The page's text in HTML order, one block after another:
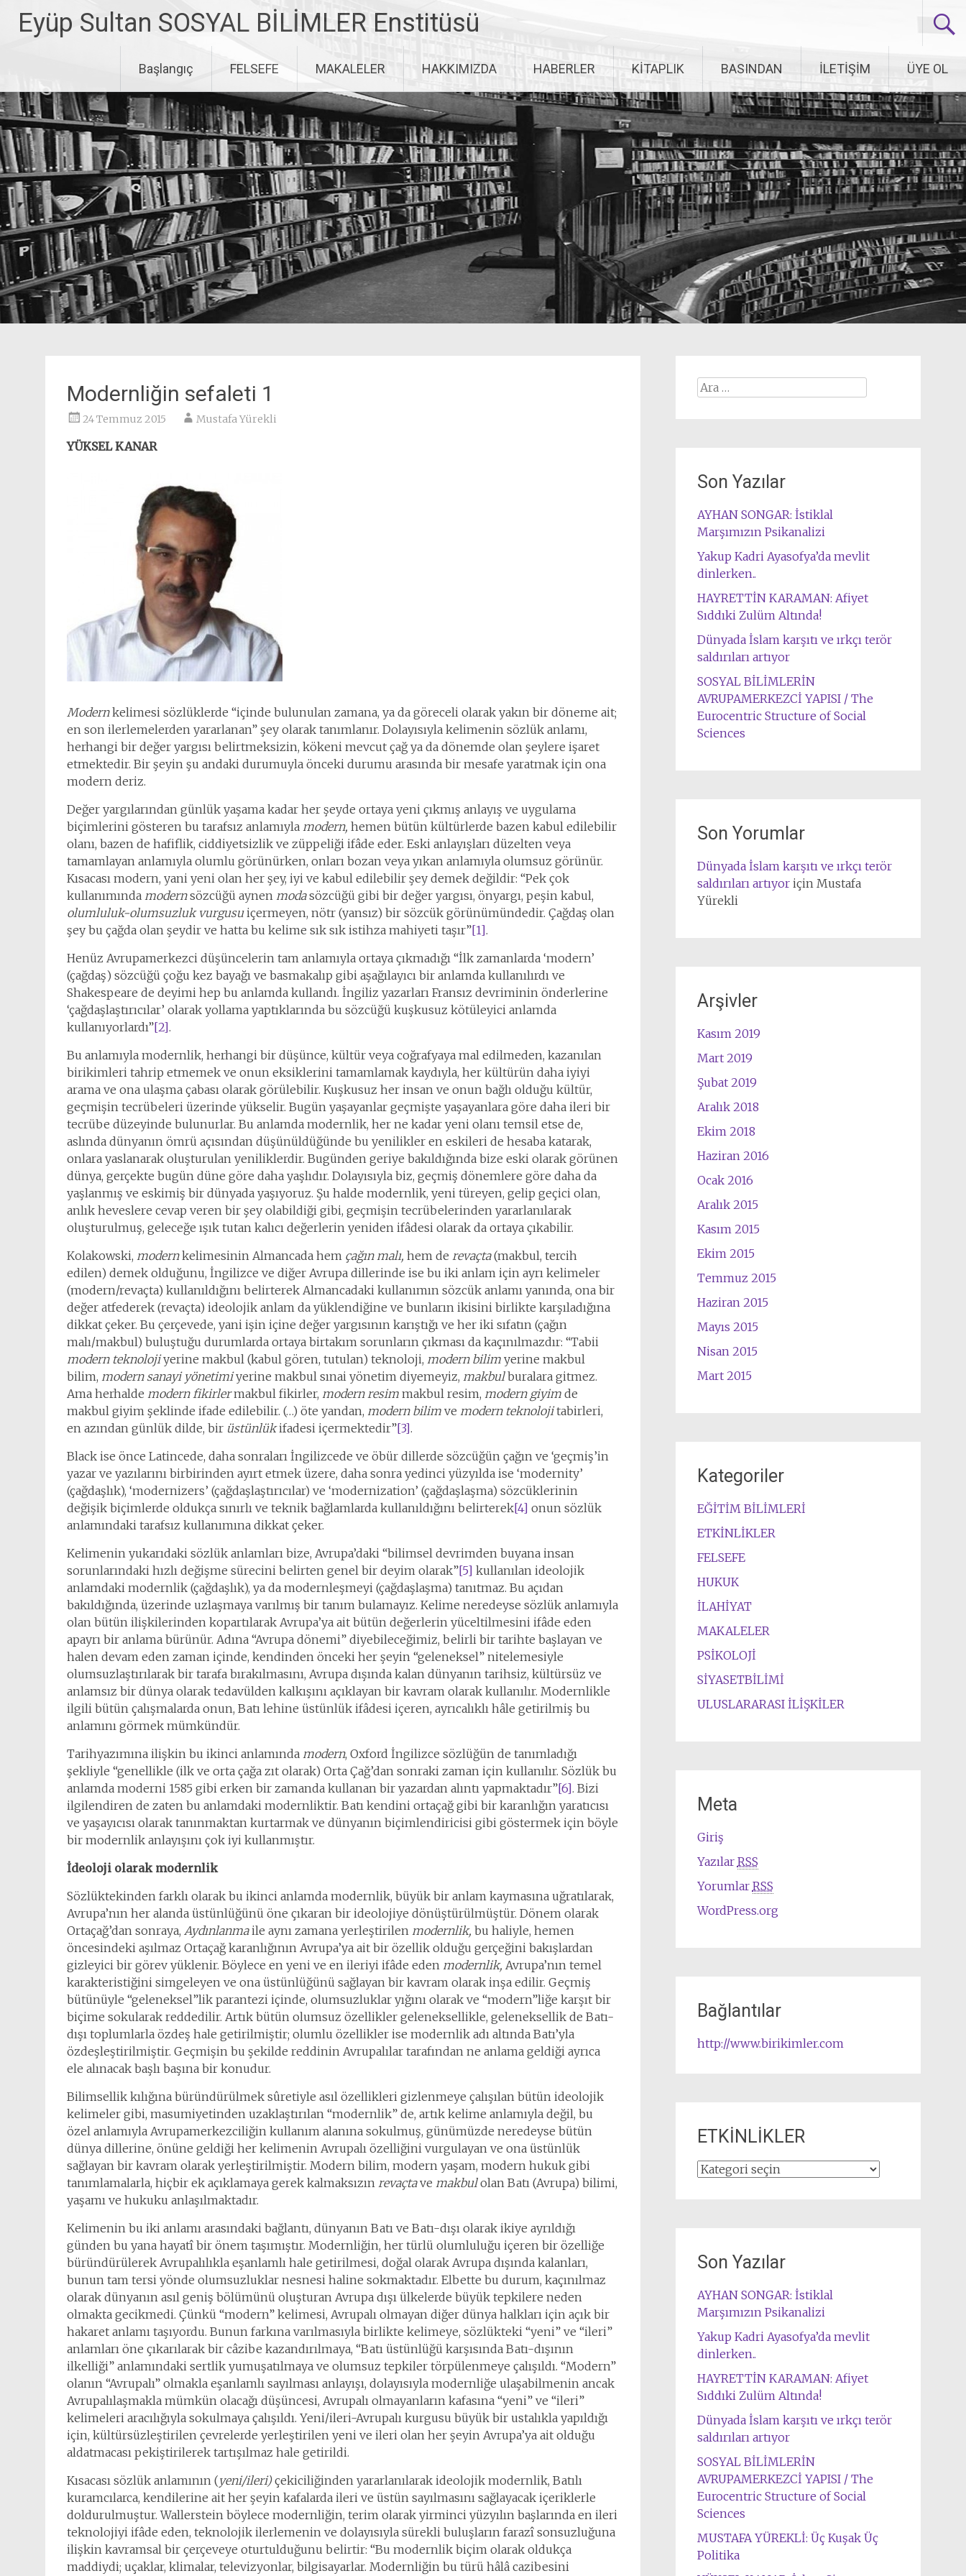
Eyüp Sultan SOSYAL BİLİMLER Enstitüsü
Başlangıç FELSEFE MAKALELER HAKKIMIZDA HABERLER KİTAPLIK BASINDAN İLETİŞİM ÜYE OL
Modernliğin sefaleti 1
24 Temmuz 2015 Mustafa Yürekli
YÜKSEL KANAR
Modernkelimesi sözlüklerde “içinde bulunulan zamana, ya da göreceli olarak yakın bir döneme ait;
en son ilerlemelerden yararlanan” şey olarak tanımlanır. Dolayısıyla kelimenin sözlük anlamı,
herhangi bir değer yargısı belirtmeksizin, kökeni mevcut çağ ya da dönemde olan şeylere işaret
etmektedir. Bir şeyin şu andaki durumuyla önceki durumu arasında bir mesafe yaratmak için ona
modern deriz.
Değer yargılarından günlük yaşama kadar her şeyde ortaya yeni çıkmış anlayış ve uygulama
biçimlerini gösteren bu tarafsız anlamıyla modern, hemen bütün kültürlerde bazen kabul edilebilir
olanı, bazen de hafiflik, ciddiyetsizlik ve züppeliği ifâde eder. Eski anlayışları düzelten veya
tamamlayan anlamıyla olumlu görünürken, onları bozan veya yıkan anlamıyla olumsuz görünür.
Kısacası modern, yani yeni olan her şey, iyi ve kabul edilebilir şey demek değildir: “Pek çok
kullanımında modernsözcüğü aynen modasözcüğü gibi bir değer yargısı, önyargı, peşin kabul,
olumluluk-olumsuzluk vurgusuiçermeyen, nötr (yansız) bir sözcük görünümündedir. Çağdaş olan
şey bu çağda olan şeydir ve hatta bu kelime sık sık istihza mahiyeti taşır”[1].
Henüz Avrupamerkezci düşüncelerin tam anlamıyla ortaya çıkmadığı “İlk zamanlarda ‘modern’
(çağdaş) sözcüğü çoğu kez bayağı ve basmakalıp gibi aşağılayıcı bir anlamda kullanılırdı ve
Shakespeare de deyimi hep bu anlamda kullandı. İngiliz yazarları Fransız devriminin önderlerine
‘çağdaşlaştırıcılar’ olarak yollama yaptıklarında bu sözcüğü kuşkusuz kötüleyici anlamda
kullanıyorlardı”[2].
Bu anlamıyla modernlik, herhangi bir düşünce, kültür veya coğrafyaya mal edilmeden, kazanılan
birikimleri tahrip etmemek ve onun eksiklerini tamamlamak kaydıyla, her kültürün daha iyiyi
arama ve ona ulaşma çabası olarak görülebilir. Kuşkusuz her insan ve onun bağlı olduğu kültür,
geçmişin tecrübeleri üzerinde yükselir. Bugün yaşayanlar geçmişte yaşayanlara göre daha ileri bir
tecrübe düzeyinde bulunurlar. Bu anlamda modernlik, her ne kadar yeni olanı temsil etse de,
aslında dünyanın ömrü açısından düşünüldüğünde bu yenilikler en eskileri de hesaba katarak,
onlara yaslanarak oluşturulan yeniliklerdir. Bugünden geriye bakıldığında bize eski olarak görünen
dünya, gerçekte bugün düne göre daha yaşlıdır. Dolayısıyla biz, geçmiş dönemlere göre daha da
yaşlanmış ve eskimiş bir dünyada yaşıyoruz. Şu halde modernlik, yeni türeyen, gelip geçici olan,
anlık heveslere cevap veren bir şey olabildiği gibi, geçmişin tecrübelerinden yararlanılarak
oluşturulmuş, geleceğe ışık tutan kalıcı değerlerin yeniden ifâdesi olarak da ortaya çıkabilir.
Kolakowski, modernkelimesinin Almancada hem çağın malı, hem de revaçta(makbul, tercih
edilen) demek olduğunu, İngilizce ve diğer Avrupa dillerinde ise bu iki anlam için ayrı kelimeler
(modern/revaçta) kullanıldığını belirterek Almancadaki kullanımın sözcük anlamı yanında, ona bir
değer atfederek (revaçta) ideolojik anlam da yüklendiğine ve bunların ikisini birlikte karşıladığına
dikkat çeker. Bu çerçevede, yani işin içine değer yargısının karıştığı ve her iki sıfatın (çağın
malı/makbul) buluştuğu durumlarda ortaya birtakım sorunların çıkması da kaçınılmazdır: “Tabii
modern teknolojiyerine makbul (kabul gören, tutulan) teknoloji, modern bilim yerine makbul
bilim, modern sanayi yönetimiyerine makbul sınai yönetim diyemeyiz, makbulburalara gitmez.
Ama herhalde modern fikirlermakbul fikirler, modern resim makbul resim, modern giyim de
makbul giyim şeklinde ifade edilebilir. (…) öte yandan, modern bilim ve modern teknolojitabirleri,
en azından günlük dilde, bir üstünlükifadesi içermektedir”[3].
Black ise önce Latincede, daha sonraları İngilizcede ve öbür dillerde sözcüğün çağın ve ‘geçmiş’in
yazar ve yazılarını birbirinden ayırt etmek üzere, daha sonra yedinci yüzyılda ise ‘modernity’
(çağdaşlık), ‘modernizers’ (çağdaşlaştırıcılar) ve ‘modernization’ (çağdaşlaşma) sözcüklerinin
değişik biçimlerde oldukça sınırlı ve teknik bağlamlarda kullanıldığını belirterek[4] onun sözlük
anlamındaki tarafsız kullanımına dikkat çeker.
Kelimenin yukarıdaki sözlük anlamları bize, Avrupa’daki “bilimsel devrimden buyana insan
sorunlarındaki hızlı değişme sürecini belirten genel bir deyim olarak”[5] kullanılan ideolojik
anlamdaki modernlik (çağdaşlık), ya da modernleşmeyi (çağdaşlaşma) tanıtmaz. Bu açıdan
bakıldığında, üzerinde uzlaşmaya varılmış bir tanım bulamayız. Kelime neredeyse sözlük anlamıyla
olan bütün ilişkilerinden kopartılarak Avrupa’ya ait bütün değerlerin yüceltilmesini ifâde eden
apayrı bir anlama bürünür. Adına “Avrupa dönemi” diyebileceğimiz, belirli bir tarihte başlayan ve
halen devam eden zaman içinde, kendinden önceki her şeyin “geleneksel” nitelemesiyle
olumsuzlaştırılarak bir tarafa bırakılmasını, Avrupa dışında kalan dünyanın tarihsiz, kültürsüz ve
anlamsız bir dünya olarak tedavülden kalkışını açıklayan bir kavram olarak kullanılır. Modernlikle
ilgili bütün çalışmalarda onun, Batı lehine üstünlük ifâdesi içeren, ayrıcalıklı hâle getirilmiş bu
anlamını görmek mümkündür.
Tarihyazımına ilişkin bu ikinci anlamında modern, Oxford İngilizce sözlüğün de tanımladığı
şekliyle “genellikle (ilk ve orta çağa zıt olarak) Orta Çağ’dan sonraki zaman için kullanılır. Sözlük bu
anlamda moderni 1585 gibi erken bir zamanda kullanan bir yazardan alıntı yapmaktadır”[6]. Bizi
ilgilendiren de zaten bu anlamdaki modernliktir. Batı kendini ortaçağ gibi bir karanlığın yaratıcısı
ve yaşayıcısı olarak tanınmaktan kurtarmak ve dünyanın biçimlendiricisi gibi göstermek için böyle
bir modernlik anlayışını çok iyi kullanmıştır.
İdeoloji olarak modernlik
Sözlüktekinden farklı olarak bu ikinci anlamda modernlik, büyük bir anlam kaymasına uğratılarak,
Avrupa’nın her alanda üstünlüğünü öne çıkaran bir ideolojiye dönüştürülmüştür. Dönem olarak
Ortaçağ’dan sonraya, Aydınlanmaile aynı zamana yerleştirilen modernlik, bu haliyle, hemen
öncesindeki aşılmaz Ortaçağ karanlığının Avrupa’ya ait bir özellik olduğu gerçeğini bakışlardan
gizleyici bir görev yüklenir. Böylece en yeni ve en ileriyi ifâde eden modernlik, Avrupa’nın temel
karakteristiğini simgeleyen ve ona üstünlüğünü sağlayan bir kavram olarak inşa edilir. Geçmiş
bütünüyle “geleneksel”lik parantezi içinde, olumsuzluklar yığını olarak ve “modern”liğe karşıt bir
biçime sokularak reddedilir. Artık bütün olumsuz özellikler geleneksellikle, geleneksellik de Batı-
dışı toplumlarla özdeş hale getirilmiştir; olumlu özellikler ise modernlik adı altında Batı’yla
özdeşleştirilmiştir. Geçmişin bu şekilde reddinin Avrupalılar tarafından ne anlama geldiği ayrıca
ele alınacak başlı başına bir konudur.
Bilimsellik kılığına büründürülmek sûretiyle asıl özellikleri gizlenmeye çalışılan bütün ideolojik
kelimeler gibi, masumiyetinden uzaklaştırılan “modernlik” de, artık kelime anlamıyla değil, bu
özel anlamıyla Avrupamerkezciliğin kullanım alanına sokulmuş, günümüzde neredeyse bütün
dünya dillerine, önüne geldiği her kelimenin Avrupalı özelliğini vurgulayan ve ona üstünlük
sağlayan bir kavram olarak yerleştirilmiştir. Modern bilim, modern yaşam, modern hukuk gibi
tanımlamalarla, hiçbir ek açıklamaya gerek kalmaksızın revaçtave makbulolan Batı (Avrupa) bilimi,
yaşamı ve hukuku anlaşılmaktadır.
Kelimenin bu iki anlamı arasındaki bağlantı, dünyanın Batı ve Batı-dışı olarak ikiye ayrıldığı
günden bu yana hayatî bir önem taşımıştır. Modernliğin, her türlü olumluluğu içeren bir özelliğe
büründürülerek Avrupalılıkla eşanlamlı hale getirilmesi, doğal olarak Avrupa dışında kalanları,
bunun tam tersi yönde olumsuzluklar nesnesi haline sokmaktadır. Elbette bu durum, kaçınılmaz
olarak dünyanın asıl geniş bölümünü oluşturan Avrupa dışı ülkelerde büyük tepkilere neden
olmakta gecikmedi. Çünkü “modern” kelimesi, Avrupalı olmayan diğer dünya halkları için açık bir
hakaret anlamı taşıyordu. Bunun farkına varılmasıyla birlikte kelimeye, sözlükteki “yeni” ve “ileri”
anlamları öne çıkarılarak bir câzibe kazandırılmaya, “Batı üstünlüğü karşısında Batı-dışının
ilkelliği” anlamındaki sertlik yumuşatılmaya ve olumsuz tepkiler törpülenmeye çalışıldı. “Modern”
olanın “Avrupalı” olmakla eşanlamlı sayılması anlayışı, dolayısıyla modernliğe ulaşabilmenin ancak
Avrupalılaşmakla mümkün olacağı düşüncesi, Avrupalı olmayanların kafasına “yeni” ve “ileri”
kelimeleri aracılığıyla sokulmaya çalışıldı. Yeni/ileri-Avrupalı kurgusu büyük bir ustalıkla yapıldığı
için, kültürsüzleştirilen çevrelerde yerleştirilen yeni ve ileri olan her şeyin Avrupa’ya ait olduğu
aldatmacası pekiştirilerek tartışılmaz hale getirildi.
Kısacası sözlük anlamının (yeni/ileri)çekiciliğinden yararlanılarak ideolojik modernlik, Batılı
kuramcılarca, kendilerine ait her şeyin kafalarda ileri ve üstün sayılmasını sağlayacak içeriklerle
doldurulmuştur. Wallerstein böylece modernliğin, terim olarak yirminci yüzyılın başlarında en ileri
teknolojiyi ifâde eden, teknolojik ilerlemenin ve dolayısıyla sürekli buluşların farazî sonsuzluğuna
ilişkin kavramsal bir çerçeveye oturtulduğunu belirtir: “Bu modernlik biçim olarak oldukça
maddiydi; uçaklar, klimalar, televizyonlar, bilgisayarlar. Modernliğin bu türü hâlâ cazibesini
Arama:
Son Yazılar
AYHAN SONGAR: İstiklal
Marşımızın Psikanalizi
Yakup Kadri Ayasofya’da mevlit
dinlerken..
HAYRETTİN KARAMAN: Afiyet
Sıddıki Zulüm Altında!
Dünyada İslam karşıtı ve ırkçı terör
saldırıları artıyor
SOSYAL BİLİMLERİN
AVRUPAMERKEZCİ YAPISI / The
Eurocentric Structure of Social
Sciences
Son Yorumlar
Dünyada İslam karşıtı ve ırkçı terör
saldırıları artıyoriçin Mustafa
Yürekli
Arşivler
Kasım 2019
Mart 2019
Şubat 2019
Aralık 2018
Ekim 2018
Haziran 2016
Ocak 2016
Aralık 2015
Kasım 2015
Ekim 2015
Temmuz 2015
Haziran 2015
Mayıs 2015
Nisan 2015
Mart 2015
Kategoriler
EĞİTİM BİLİMLERİ
ETKİNLİKLER
FELSEFE
HUKUK
İLAHİYAT
MAKALELER
PSİKOLOJİ
SİYASETBİLİMİ
ULUSLARARASI İLİŞKİLER
Meta
Giriş
Yazılar RSS
Yorumlar RSS
WordPress.org
Bağlantılar
http://www.birikimler.com
ETKİNLİKLER
ETKİNLİKLER
Son Yazılar
AYHAN SONGAR: İstiklal
Marşımızın Psikanalizi
Yakup Kadri Ayasofya’da mevlit
dinlerken..
HAYRETTİN KARAMAN: Afiyet
Sıddıki Zulüm Altında!
Dünyada İslam karşıtı ve ırkçı terör
saldırıları artıyor
SOSYAL BİLİMLERİN
AVRUPAMERKEZCİ YAPISI / The
Eurocentric Structure of Social
Sciences
MUSTAFA YÜREKLİ: Üç Kuşak Üç
Politika